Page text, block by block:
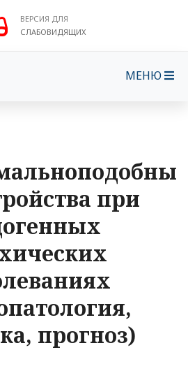
ВЕРСИЯ ДЛЯ
СЛАБОВИДЯЩИХ
МЕНЮ
при
прогноз)